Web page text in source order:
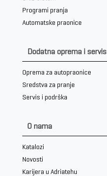
Programi pranja
Automatske praonice
Dodatna oprema i servis
Oprema za autopraonice
Sredstva za pranje
Servis i podrška
O nama
Katalozi
Novosti
Karijera u Adriatehu